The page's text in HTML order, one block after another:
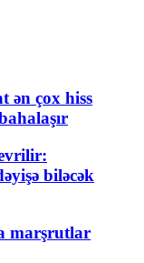
ən çox hiss
biləcək
marşrutlar